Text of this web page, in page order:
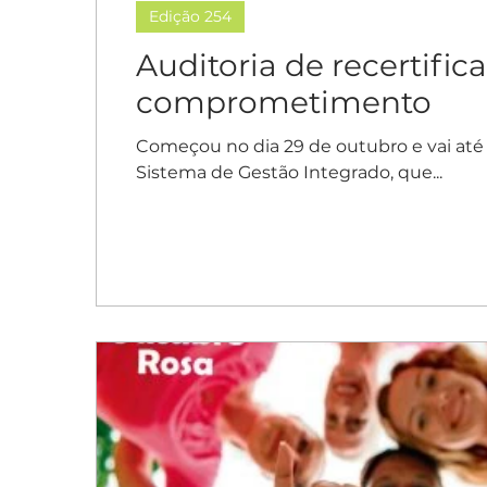
Auditoria de
comprometimento
Começou no dia 29 de outubro e vai
Sistema de Gestão Integrado, que...
Edição 254